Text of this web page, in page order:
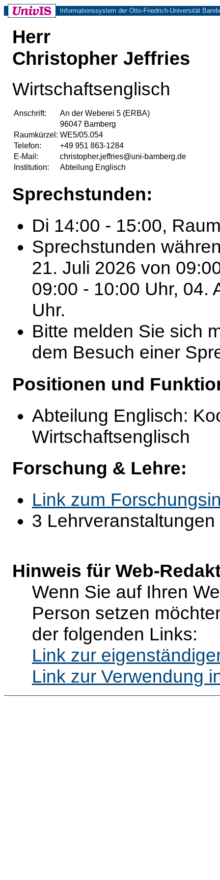
Informationssystem der Otto-Friedrich-Universität
Herr
Christopher Jeffries
Wirtschaftsenglisch
Anschrift:
An der Weberei 5 (ERBA)
96047 Bamberg
Raumkürzel: WE5/05.054
Telefon:
+49 951 863-1284
E-Mail:
christopher.jeffries@uni-bamberg.de
Institution:
Abteilung Englisch
Sprechstunden:
Di 14:00 - 15:00,
Sprechstunden
21. Juli 2026 von
09:00 - 10:00 Uhr, 04.
Uhr.
Bitte melden Sie sich
dem Besuch einer
Positionen und
Abteilung Englisch:
Wirtschaftsenglisch
Forschung & Lehre:
Link zum
3
Hinweis für Web-
Wenn Sie auf Ihren
Person setzen
der folgenden Links:
Link zur
Link zur Verwendung